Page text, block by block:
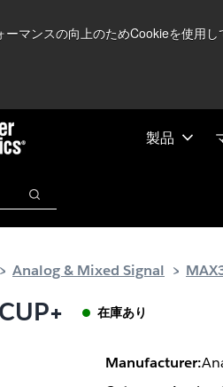
マンスの向上のためCookieを使用
製品
検索
Analog & Mixed Signal
在庫あり
Manufacturer: